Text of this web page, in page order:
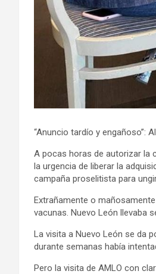
“Anuncio tardío y engañoso”:
A pocas horas de autorizar la
la urgencia de liberar la
campaña proselitista para
Extrañamente o
vacunas. Nuevo León llevaba
La visita a Nuevo León se da
durante semanas había
Pero la visita de AMLO con